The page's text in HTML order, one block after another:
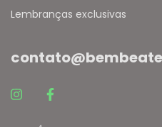
Lembranças exclusivas